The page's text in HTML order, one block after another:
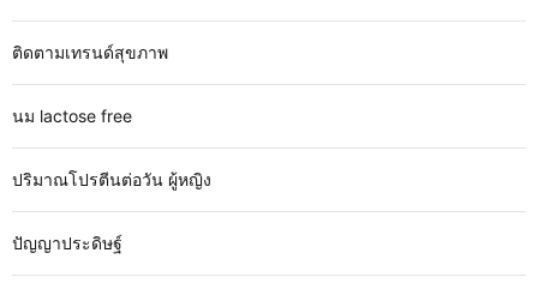
ติดตามเทรนด์สุขภาพ
นม lactose free
ปริมาณโปรตีนต่อวัน ผู้หญิง
ปัญญาประดิษฐ์